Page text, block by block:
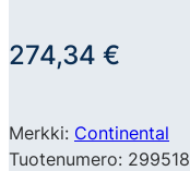
274,34 €
Merkki: Continental
Tuotenumero: 299518